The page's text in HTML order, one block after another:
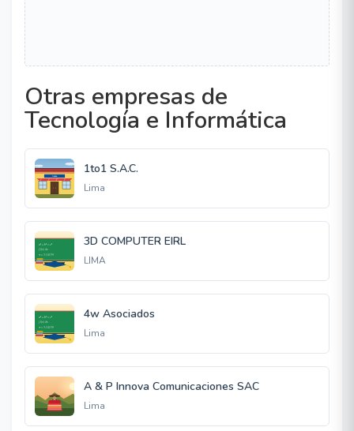
Otras empresas de
Tecnología e Informática
1to1 S.A.C.
Lima
3D COMPUTER EIRL
LIMA
4w Asociados
Lima
A & P Innova Comunicaciones SAC
Lima